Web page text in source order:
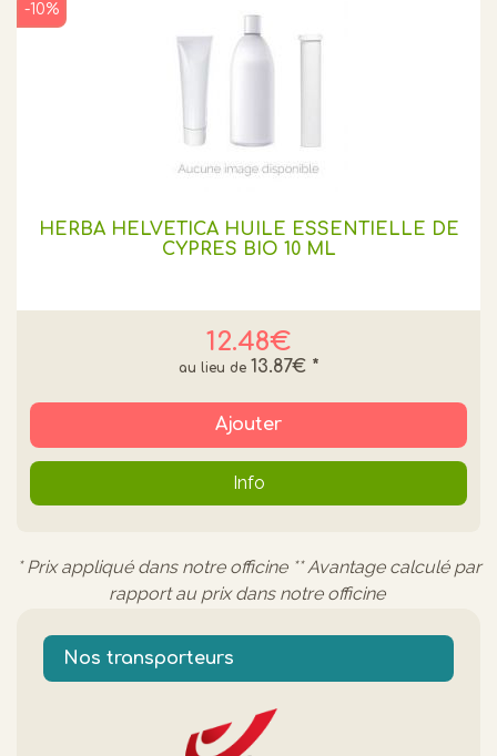
HERBA HELVETICA HUILE ESSENTIELLE DE
CYPRES BIO 10 ML
12.48€
-10%
13.87€ *
Ajouter
Info
* Prix appliqué dans notre officine ** Avantage calculé par
rapport au prix dans notre officine
Nos transporteurs